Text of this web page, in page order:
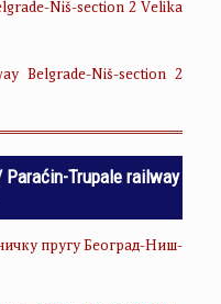
Niš-section 2 Velika
Belgrade-Niš-section 2
Paraćin-Trupale railway
пругу Београд-Ниш-